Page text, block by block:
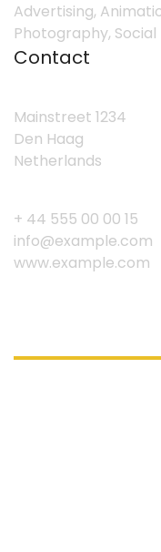
Advertising,
Photography,
Contact
Mainstreet 1234
Den Haag
Netherlands
+ 44 555 00 00 15
info@example.com
www.example.com